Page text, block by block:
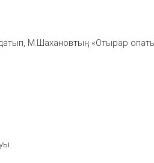
М.Шахановтың «Отырар